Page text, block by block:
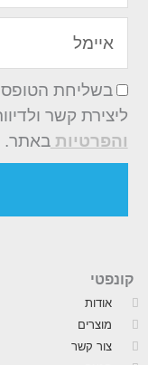
בשליחת
ליצירת קשר
והפרטיותבאתר.
קונפטי
אודות
מוצרים
צור קשר